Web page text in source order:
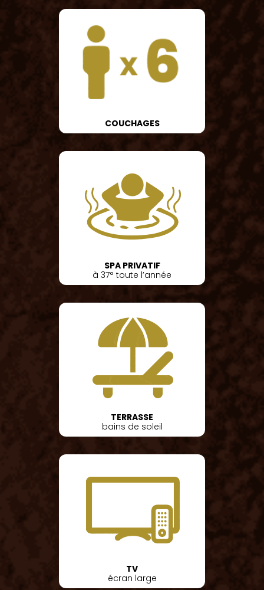
COUCHAGES
SPA PRIVATIF
à 37° toute l’année
TERRASSE
bains de soleil
TV
écran large